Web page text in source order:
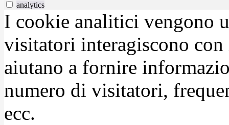
analytics
I cookie analitici vengono
visitatori interagiscono
aiutano a fornire
numero di visitatori,
ecc.